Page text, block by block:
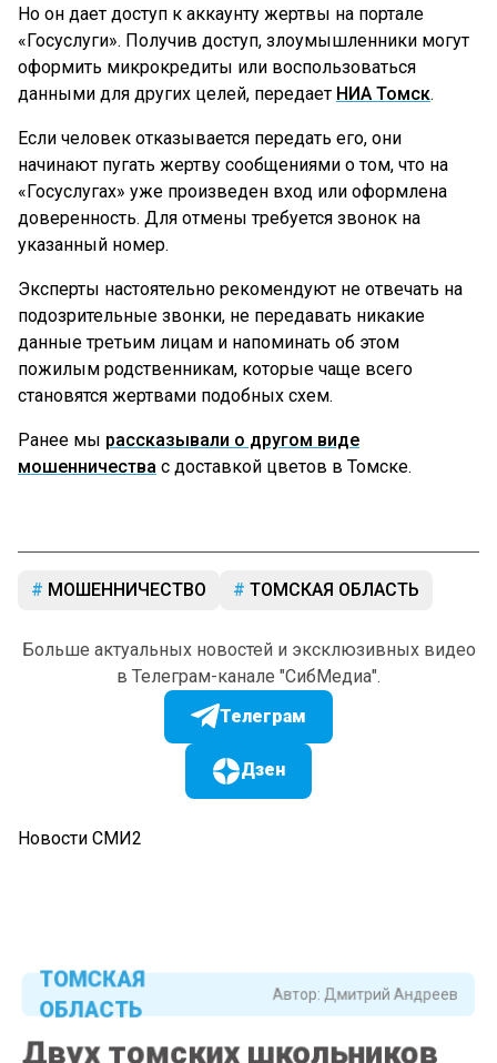
Но он дает доступ к аккаунту жертвы на портале
«Госуслуги». Получив доступ, злоумышленники могут
оформить микрокредиты или воспользоваться
данными для других целей, передает НИА Томск.
Если человек отказывается передать его, они
начинают пугать жертву сообщениями о том, что на
«Госуслугах» уже произведен вход или оформлена
доверенность. Для отмены требуется звонок на
указанный номер.
Эксперты настоятельно рекомендуют не отвечать на
подозрительные звонки, не передавать никакие
данные третьим лицам и напоминать об этом
пожилым родственникам, которые чаще всего
становятся жертвами подобных схем.
Ранее мы рассказывали о другом виде
мошенничества с доставкой цветов в Томске.
МОШЕННИЧЕСТВО ТОМСКАЯ ОБЛАСТЬ
Больше актуальных новостей и эксклюзивных видео
в Телеграм-канале "СибМедиа".
Телеграм
Дзен
Новости СМИ2
ТОМСКАЯ
ОБЛАСТЬ
Двух томских школьников